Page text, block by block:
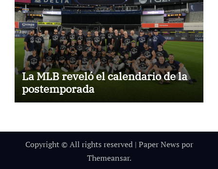
La MLB reveló el calendario de la
postemporada
Copyright © All rights reserved | Paper News por
Themeansar.